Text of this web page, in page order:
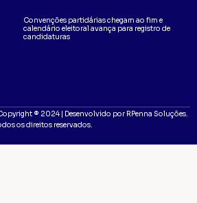
Convenções partidárias chegam ao fim e
calendário eleitoral avança para registro de
candidaturas
® 2024 | Desenvolvido por RPenna Soluções.
os direitos reservados.